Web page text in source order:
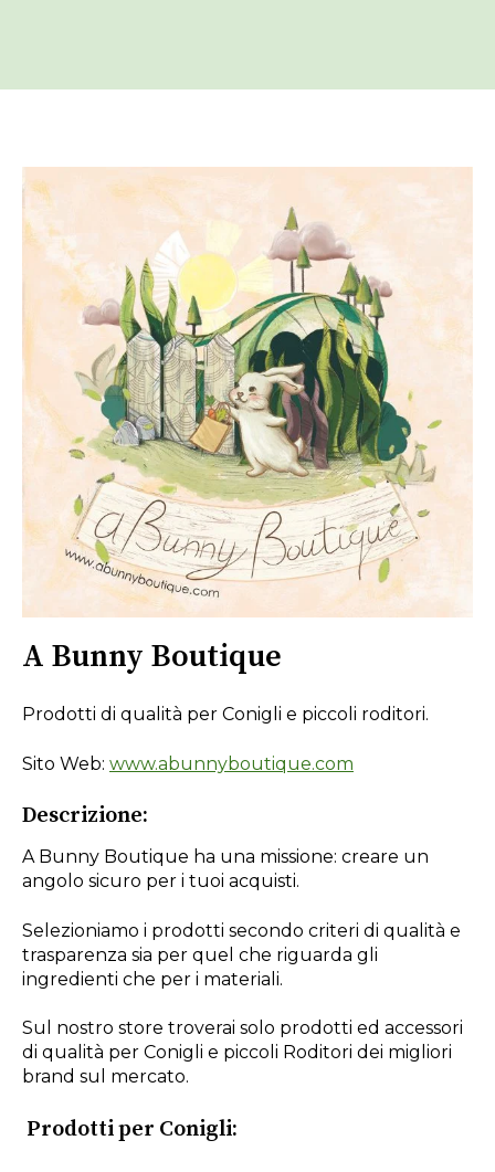
A Bunny Boutique
Prodotti di qualità per Conigli e piccoli roditori.
Sito Web: www.abunnyboutique.com
Descrizione:
A Bunny Boutique ha una missione: creare un
angolo sicuro per i tuoi acquisti.
Selezioniamo i prodotti secondo criteri di qualità e
trasparenza sia per quel che riguarda gli
ingredienti che per i materiali.
Sul nostro store troverai solo prodotti ed accessori
di qualità per Conigli e piccoli Roditori dei migliori
brand sul mercato.
Prodotti per Conigli: